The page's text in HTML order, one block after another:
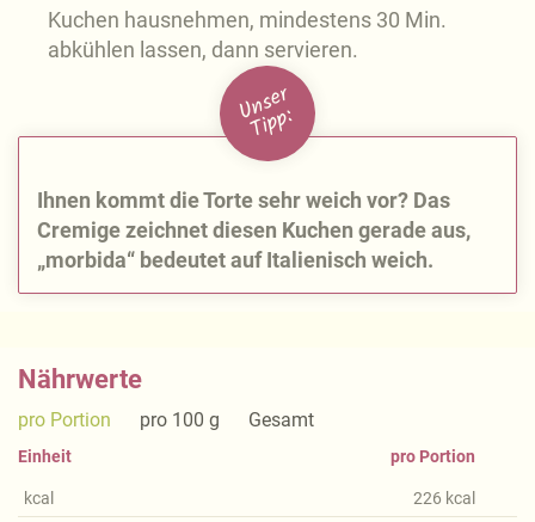
Kuchen hausnehmen, mindestens 30 Min.
abkühlen lassen, dann servieren.
U
n
s
e
r
Ti
p
p:
Ihnen kommt die Torte sehr weich vor? Das
Cremige zeichnet diesen Kuchen gerade aus,
„morbida“ bedeutet auf Italienisch weich.
Nährwerte
pro Portion pro 100 g Gesamt
Einheit
kcal
pro Portion
226 kcal